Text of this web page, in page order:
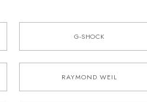
G-SHOCK
RAYMOND WEIL